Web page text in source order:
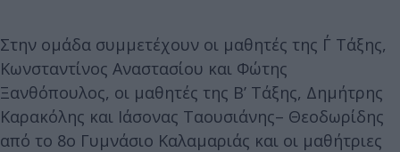
Στην ομάδα συμμετέχουν οι μαθητές της Γ΄ Τάξης,
Κωνσταντίνος Αναστασίου και Φώτης
Ξανθόπουλος, οι μαθητές της Β’ Τάξης, Δημήτρης
Καρακόλης και Ιάσονας Ταουσιάνης– Θεοδωρίδης
από το 8ο Γυμνάσιο Καλαμαριάς και οι μαθήτριες